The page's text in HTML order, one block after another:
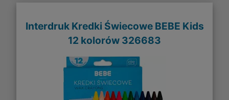
Interdruk Kredki Świecowe BEBE Kids
12 kolorów 326683